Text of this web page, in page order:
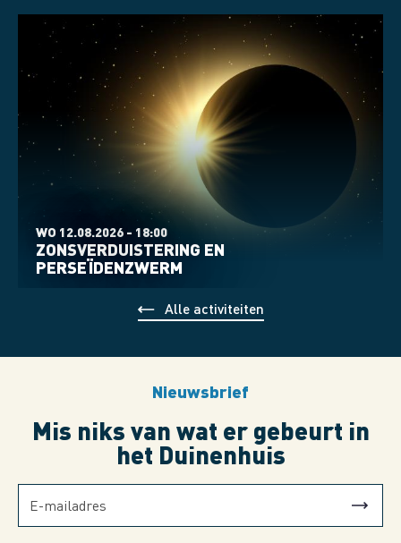
WO 12.08.2026 - 18:00
ZONSVERDUISTERING EN
PERSEÏDENZWERM
Alle activiteiten
Nieuwsbrief
Mis niks van wat er gebeurt in
het Duinenhuis